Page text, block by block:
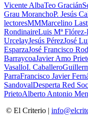
Vicente AlbaTeo Gracián
Grau MoranchoP. Jesús
lectoresMMMarcelino
RondinaireLuis Mª
UrcelayJesús PérezJosé
EsparzaJosé Francisco
BarraycoaJavier Amo
VasalloI. Caballero
ParraFrancisco Javier
SandovalDesperta Red
PrietoAlberto Antonio
© El Criterio |